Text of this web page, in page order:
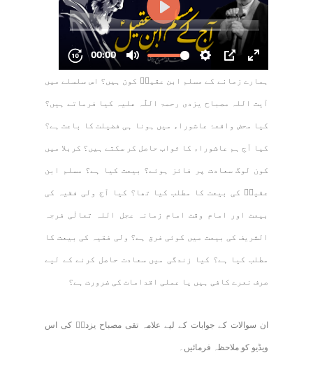
ہمارے زمانے کے مسلم ابن عقیلؑ کون ہیں؟ اس سلسلے میں
آیت اللہ مصباح یزدی رحمۃ اللّٰہ علیہ کیا فرماتے ہیں؟
کیا محض واقعۂ عاشوراء میں ہونا ہی فضیلت کا باعث ہے؟
کیا آج ہم عاشوراء کا ثواب حاصل کر سکتے ہیں؟ کربلا میں
کون لوگ سعادت پر فائز ہوئے؟ بیعت کیا ہے؟ مسلم ابن
عقیلؑ کی بیعت کا مطلب کیا تھا؟ کیا آج ولی فقیہ کی
بیعت اور امام وقت امام زمانہ عجل اللہ تعالٰی فرجہ
الشریف کی بیعت میں کوئی فرق ہے؟ ولی فقیہ کی بیعت کا
مطلب کیا ہے؟ کیا زندگی میں سعادت حاصل کرنے کے لیے
صرف نعرے کافی ہیں یا عملی اقدامات کی ضرورت ہے؟
ان سوالات کے جوابات کے لیے علامہ تقی مصباح یزدیؒ کی اس
ویڈیو کو ملاحظہ فرمائیں۔